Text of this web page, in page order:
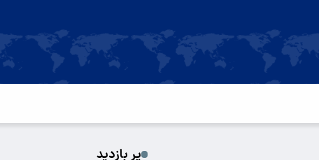
پر بازدید